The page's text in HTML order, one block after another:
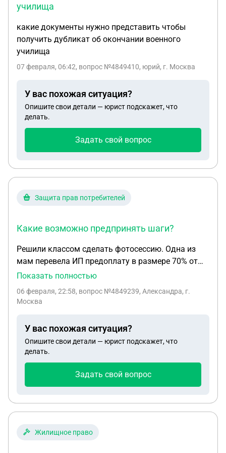
училища
какие документы нужно представить чтобы
получить дубликат об окончании военного
училища
07 февраля, 06:42, вопрос №4849410, юрий, г. Москва
У вас похожая ситуация?
Опишите свои детали — юрист подскажет, что
делать.
Задать свой вопрос
Защита прав потребителей
Какие возможно предпринять шаги?
Решили классом сделать фотосессию. Одна из
мам перевела ИП предоплату в размере 70% от
общей суммы. Через приложение банка. В
и номер договора. Кассового чека нет, договор на
вернуть всю сумму предоплаты? Качество не
устраивает совсем. Фото прислали сегодня. На
устное обращение предлагают написать
претензию конкретно по снимкам, которые не
устраивают. говорят, что в случае расторжения
возможно предпринять шаги? Действия?
Показать полностью
06 февраля, 22:58, вопрос №4849239, Александра, г.
Москва
У вас похожая ситуация?
Опишите свои детали — юрист подскажет, что
делать.
Задать свой вопрос
Жилищное право